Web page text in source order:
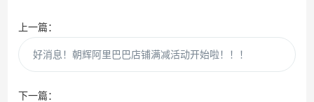
上一篇：
好消息！朝辉阿里巴巴店铺满减活动开始啦！！！
下一篇：